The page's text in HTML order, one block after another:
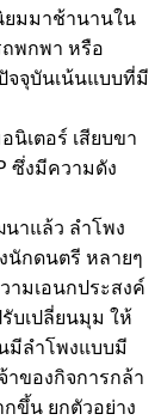
ยมมาช้านานใน
พกพา หรือ
จจุบันเน้นแบบที่มี
นิเตอร์ เสียบขา
ซึ่งมีความดัง
าแล้ว ลำโพง
นักดนตรี หลายๆ
ามเอนกประสงค์
บเปลี่ยนมุม ให้
มีลำโพงแบบมี
าของกิจการกล้า
ขึ้น ยกตัวอย่าง